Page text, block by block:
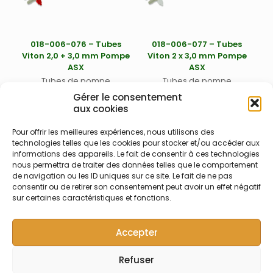
Gérer le consentement
aux cookies
Pour offrir les meilleures expériences, nous utilisons des
technologies telles que les cookies pour stocker et/ou accéder aux
informations des appareils. Le fait de consentir à ces technologies
nous permettra de traiter des données telles que le comportement
de navigation ou les ID uniques sur ce site. Le fait de ne pas
consentir ou de retirer son consentement peut avoir un effet négatif
sur certaines caractéristiques et fonctions.
Accepter
Refuser
018-006-076 – Tubes
Viton 2,0 + 3,0 mm Pompe
ASX
Tubes de pompe
péristaltique 2 canaux noirs
(Viton® ou équivalent) avec
deux taquets rouges de
positionnements – Pour
échantillons agressifs,
acides forts, solvants,
hautes températures –
Diamètres internes 2 mm +
3 mm – Pour passeur
automatique Teledyne Labs
et XLR-860
018-006-077 – Tubes
Viton 2 x 3,0 mm Pompe
ASX
Tubes de pompe
péristaltique 2 canaux noirs
(Viton® ou équivalent) avec
positionnement – Pour
échantillons agressifs,
acides forts, solvants,
hautes températures –
Diamètres internes 2 x 3,0
mm – Pour passeur
automatique Teledyne Labs
et XLR-860
1 2